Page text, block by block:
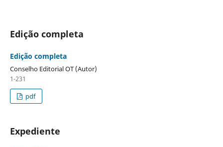
Edição completa
Edição completa
Conselho Editorial OT (Autor)
1-231
pdf
Expediente